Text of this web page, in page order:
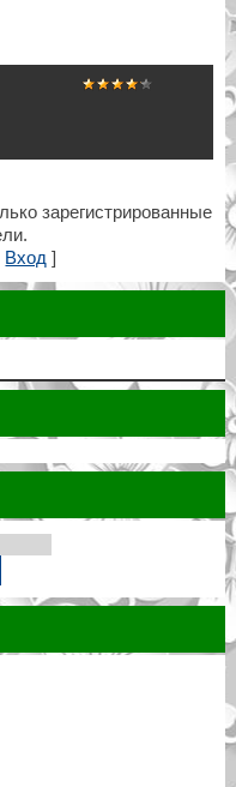
зарегистрированные
Вход ]